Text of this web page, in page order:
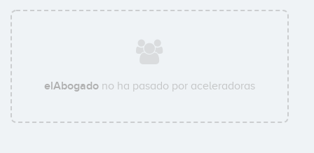
elAbogado no ha pasado por aceleradoras